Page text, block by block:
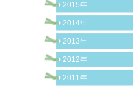
2015年
2014年
2013年
2012年
2011年